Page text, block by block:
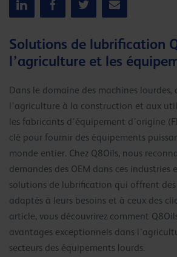
Solutions de lubrification
l’agriculture et les
Dans le domaine des machines lourdes,
l’agriculture à la construction et aux
les fabricants d’équipement d’origine
clé pour fournir des équipements
monde entier. Chez Q8Oils, nous
demandes des OEM dans ces industries
solutions de lubrification qui offrent
adaptés à leurs besoins et à ceux des
article, vous découvrirez comment
avantages exceptionnels dans
secteurs des équipements lourds.